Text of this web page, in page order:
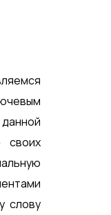
своих
слову